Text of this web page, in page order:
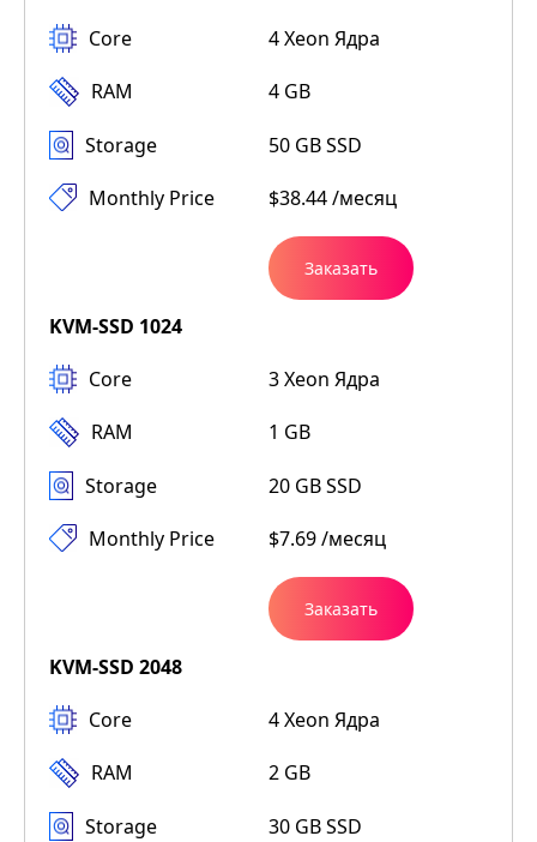
Core
4 Xeon Ядра
RAM
4 GB
Storage
50 GB SSD
Monthly Price
$38.44 /месяц
Заказать
KVM-SSD 1024
Core
3 Xeon Ядра
RAM
1 GB
Storage
20 GB SSD
Monthly Price
$7.69 /месяц
Заказать
KVM-SSD 2048
Core
4 Xeon Ядра
RAM
2 GB
Storage
30 GB SSD